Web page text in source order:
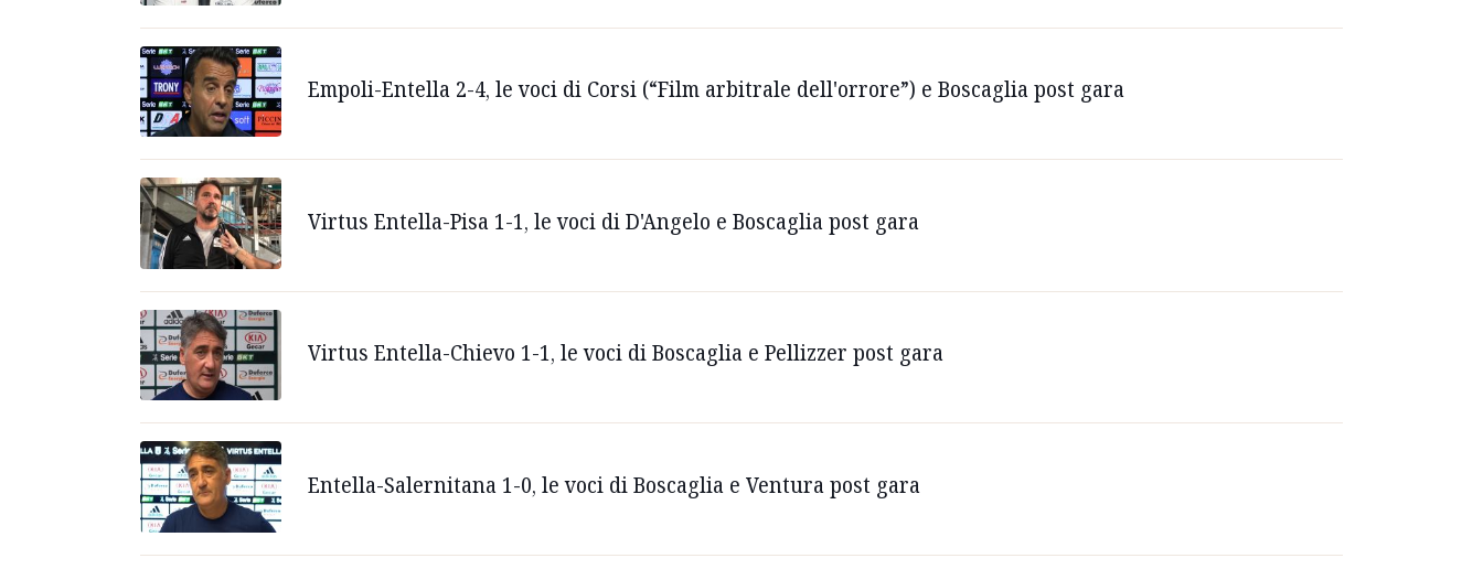
Empoli-Entella 2-4, le voci di Corsi (“Film arbitrale dell'orrore”) e Boscaglia post gara
Virtus Entella-Pisa 1-1, le voci di D'Angelo e Boscaglia post gara
Virtus Entella-Chievo 1-1, le voci di Boscaglia e Pellizzer post gara
Entella-Salernitana 1-0, le voci di Boscaglia e Ventura post gara